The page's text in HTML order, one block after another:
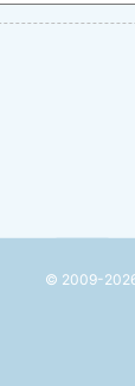
© 2009-2026